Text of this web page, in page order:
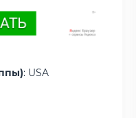
: USA